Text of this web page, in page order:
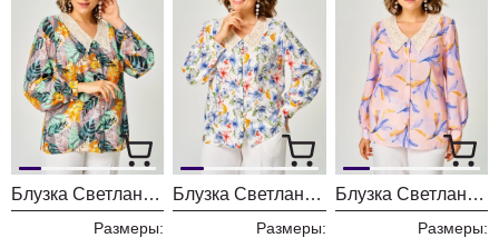
Блузка Светлана-Стиль 2304 листики
Размеры:
Блузка Светлана-Стиль 2304 белый + принт
Размеры:
Блузка Светлана-Стиль 2304 розовый
Размеры: